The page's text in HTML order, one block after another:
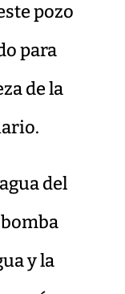
pozo
para
de la
del
y la